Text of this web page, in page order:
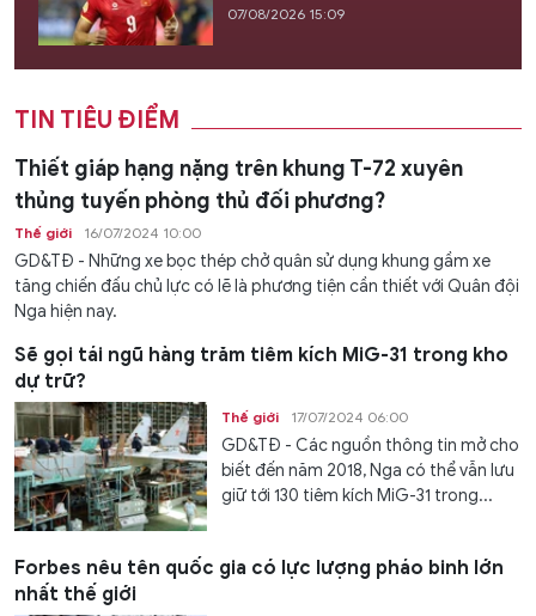
07/08/2026 15:09
TIN TIÊU ĐIỂM
Thiết giáp hạng nặng trên khung T-72 xuyên
thủng tuyến phòng thủ đối phương?
Thế giới 16/07/2024 10:00
GD&TĐ - Những xe bọc thép chở quân sử dụng khung gầm xe
tăng chiến đấu chủ lực có lẽ là phương tiện cần thiết với Quân đội
Nga hiện nay.
Sẽ gọi tái ngũ hàng trăm tiêm kích MiG-31 trong kho
dự trữ?
Thế giới 17/07/2024 06:00
GD&TĐ - Các nguồn thông tin mở cho
biết đến năm 2018, Nga có thể vẫn lưu
giữ tới 130 tiêm kích MiG-31 trong...
Forbes nêu tên quốc gia có lực lượng pháo binh lớn
nhất thế giới